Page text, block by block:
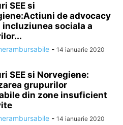
SEE si
de advocacy
incluziunea sociala a
- 14 ianuarie 2020
SEE si Norvegiene:
grupurilor
din zone insuficient
- 14 ianuarie 2020